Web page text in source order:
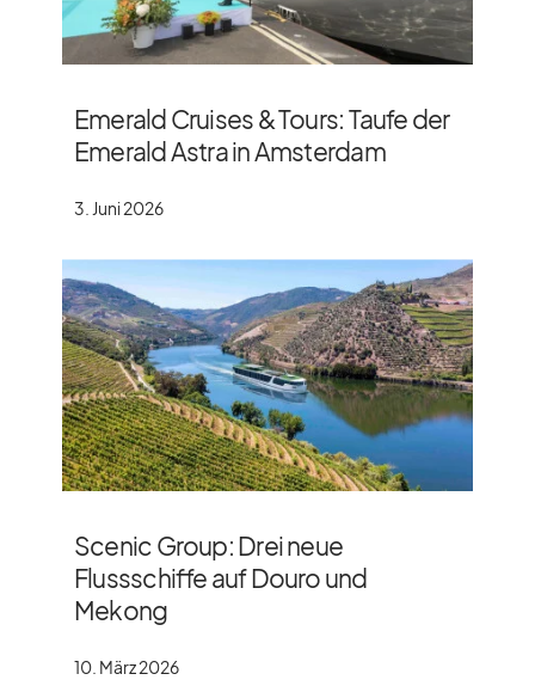
Emerald Cruises & Tours: Taufe der
Emerald Astra in Amsterdam
3. Juni 2026
Scenic Group: Drei neue
Flussschiffe auf Douro und
Mekong
10. März 2026